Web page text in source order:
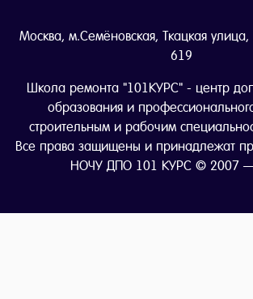
Москва, м.Семёновская, Ткацкая
619
Школа ремонта "101КУРС" - центр
образования и
строительным и рабочим
Все права защищены и принадлежат
НОЧУ ДПО 101 КУРС © 2007